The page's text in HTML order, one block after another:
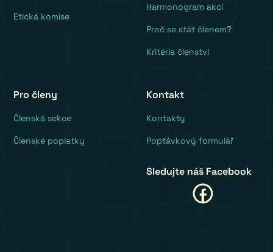
Etická komise
Harmonogram akcí
Proč se stát členem?
Kritéria členství
Pro členy
‍Členská sekce
Členské poplatky
Kontakt
Kontakty
Poptávkový formulář
Sledujte náš Facebook